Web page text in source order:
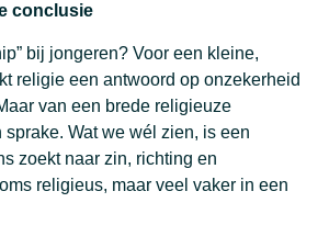
conclusie
bij jongeren? Voor een kleine,
religie een antwoord op onzekerheid
van een brede religieuze
Wat we wél zien, is een
zoekt naar zin, richting en
religieus, maar veel vaker in een